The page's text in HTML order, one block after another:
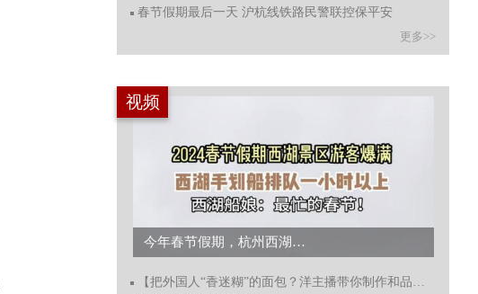
春节假期最后一天 沪杭线铁路民警联控保平安
更多>>
视频
【把外国人“香迷糊”的面包？洋主播带你制作和品尝缙云烧饼！】...
【把外国人“香迷糊”的面包？洋主播带你制作和品尝缙云